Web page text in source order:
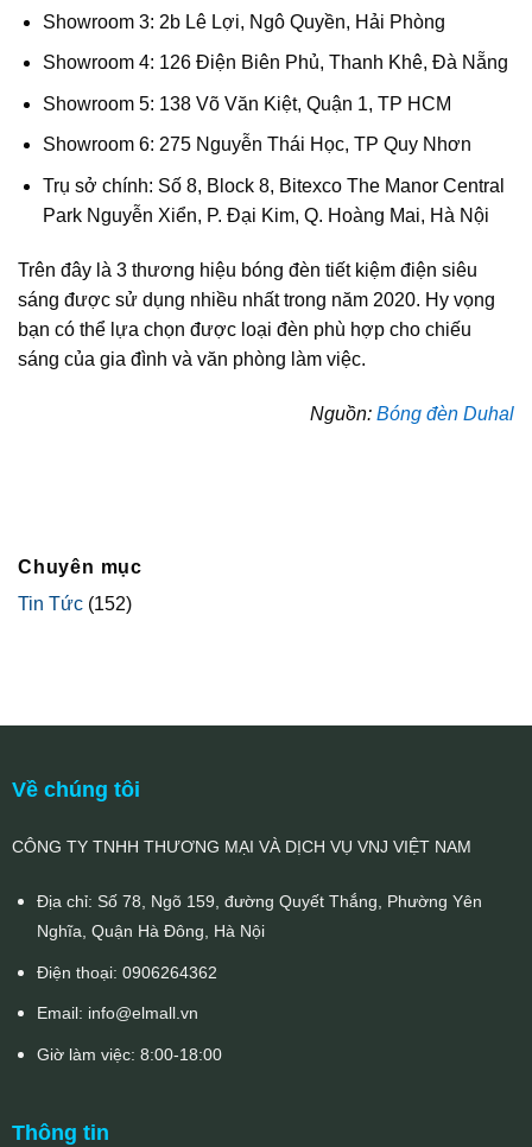
Showroom 3: 2b Lê Lợi, Ngô Quyền, Hải Phòng
Showroom 4: 126 Điện Biên Phủ, Thanh Khê, Đà Nẵng
Showroom 5: 138 Võ Văn Kiệt, Quận 1, TP HCM
Showroom 6: 275 Nguyễn Thái Học, TP Quy Nhơn
Trụ sở chính: Số 8, Block 8, Bitexco The Manor Central
Park Nguyễn Xiển, P. Đại Kim, Q. Hoàng Mai, Hà Nội
Trên đây là 3 thương hiệu bóng đèn tiết kiệm điện siêu
sáng được sử dụng nhiều nhất trong năm 2020. Hy vọng
bạn có thể lựa chọn được loại đèn phù hợp cho chiếu
sáng của gia đình và văn phòng làm việc.
Nguồn: Bóng đèn Duhal
Chuyên mục
Tin Tức (152)
Về chúng tôi
CÔNG TY TNHH THƯƠNG MẠI VÀ DỊCH VỤ VNJ VIỆT NAM
Địa chỉ: Số 78, Ngõ 159, đường Quyết Thắng, Phường Yên
Nghĩa, Quận Hà Đông, Hà Nội
Điện thoại: 0906264362
Email: info@elmall.vn
Giờ làm việc: 8:00-18:00
Thông tin